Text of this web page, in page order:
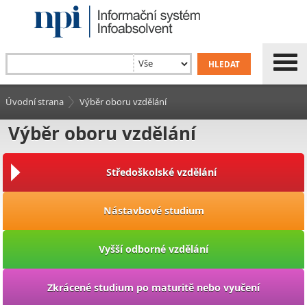
Úvodní strana Výběr oboru vzdělání
Výběr oboru vzdělání
Středoškolské vzdělání
Nástavbové studium
Vyšší odborné vzdělání
Zkrácené studium po maturitě nebo vyučení